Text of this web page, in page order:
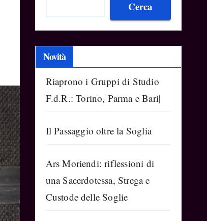
Cerca
Novità
Riaprono i Gruppi di Studio
F.d.R.: Torino, Parma e Bari|
Il Passaggio oltre la Soglia
Ars Moriendi: riflessioni di
una Sacerdotessa, Strega e
Custode delle Soglie